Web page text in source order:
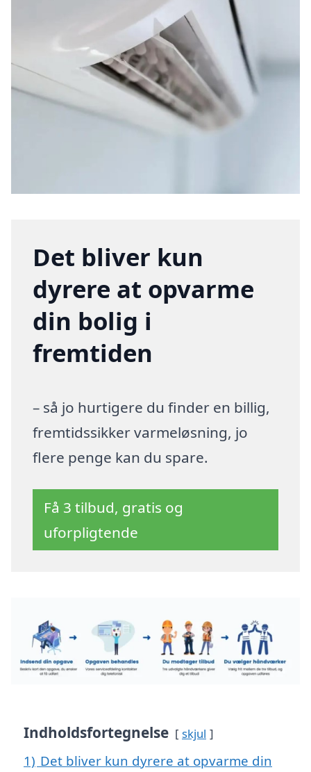
Det bliver kun
dyrere at opvarme
din bolig i
fremtiden
– så jo hurtigere du finder en billig,
fremtidssikker varmeløsning, jo
flere penge kan du spare.
Få 3 tilbud, gratis og
uforpligtende
Indholdsfortegnelse skjul
1) Det bliver kun dyrere at opvarme din